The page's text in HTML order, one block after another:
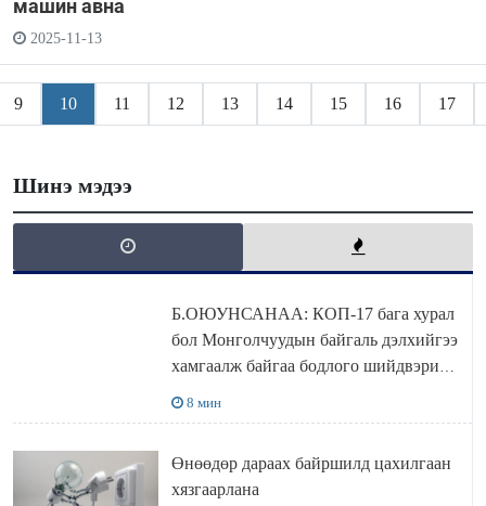
машин авна
2025-11-13
9 10 11 12 13 14 15 16 17
Шинэ мэдээ
Б.ОЮУНСАНАА: КОП-17 бага хурал
бол Монголчуудын байгаль дэлхийгээ
хамгаалж байгаа бодлого шийдвэрийг
ДЭЛХИЙД СУРТАЛЧИЛАХ гол
бодлого
8 мин
Өнөөдөр дараах байршилд цахилгаан
хязгаарлана